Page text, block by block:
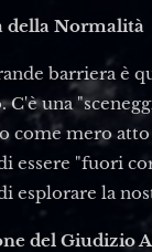
della Normalità
barriera è
una
come mero
essere "fuori
esplorare la
del Giudizio